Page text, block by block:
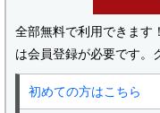
全部無料で利用できます
は会員登録が必要です。
初めての方はこちら